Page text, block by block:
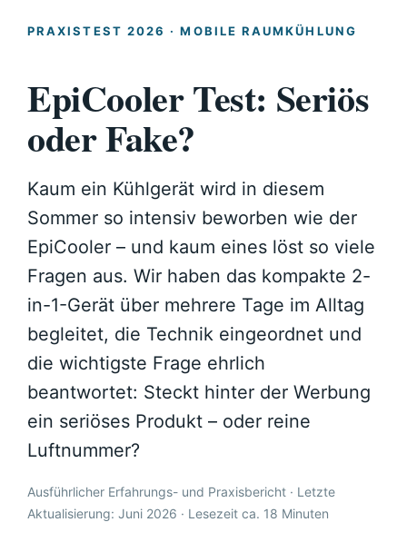
PRAXISTEST 2026 · MOBILE RAUMKÜHLUNG
EpiCooler Test: Seriös
oder Fake?
Kaum ein Kühlgerät wird in diesem
Sommer so intensiv beworben wie der
EpiCooler – und kaum eines löst so viele
Fragen aus. Wir haben das kompakte 2-
in-1-Gerät über mehrere Tage im Alltag
begleitet, die Technik eingeordnet und
die wichtigste Frage ehrlich
beantwortet: Steckt hinter der Werbung
ein seriöses Produkt – oder reine
Luftnummer?
Ausführlicher Erfahrungs- und Praxisbericht · Letzte
Aktualisierung: Juni 2026 · Lesezeit ca. 18 Minuten